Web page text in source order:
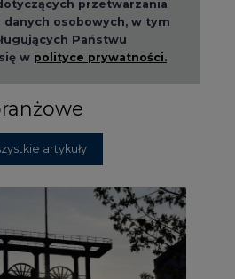
przetwarzania
danych osobowych, w tym
Państwu
w polityce prywatności.
artykuły